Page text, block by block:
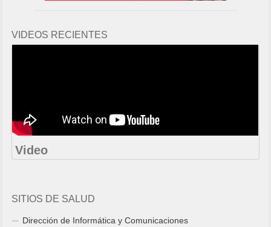
VIDEOS RECIENTES
Video
SITIOS DE SALUD
Dirección de Informática y Comunicaciones